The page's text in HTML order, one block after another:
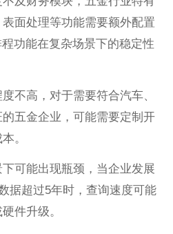
面处理等功能需要额外配置
功能在复杂场景下的稳定性
不高，对于需要符合汽车、
五金企业，可能需要定制开
。
可能出现瓶颈，当企业发展
据超过5年时，查询速度可能
件升级。